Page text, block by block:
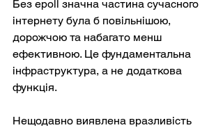
Без epoll значна частина сучасного
інтернету була б повільнішою,
дорожчою та набагато менш
ефективною. Це фундаментальна
інфраструктура, а не додаткова
функція.
Нещодавно виявлена вразливість